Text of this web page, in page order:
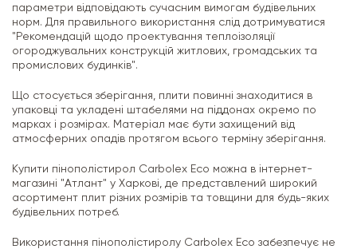
параметри відповідають сучасним вимогам будівельних
норм. Для правильного використання слід дотримуватися
"Рекомендацій щодо проектування теплоізоляції
огороджувальних конструкцій житлових, громадських та
промислових будинків".
Що стосується зберігання, плити повинні знаходитися в
упаковці та укладені штабелями на піддонах окремо по
марках і розмірах. Матеріал має бути захищений від
атмосферних опадів протягом всього терміну зберігання.
Купити пінополістирол Carbolex Eco можна в інтернет-
магазині "Атлант" у Харкові, де представлений широкий
асортимент плит різних розмірів та товщини для будь-яких
будівельних потреб.
Використання пінополістиролу Carbolex Eco забезпечує не